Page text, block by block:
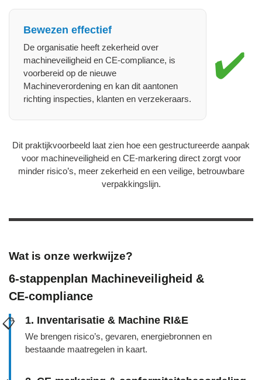
✔️
Bewezen effectief
De organisatie heeft zekerheid over
machineveiligheid en CE‑compliance, is
voorbereid op de nieuwe
Machineverordening en kan dit aantonen
richting inspecties, klanten en verzekeraars.
Dit praktijkvoorbeeld laat zien hoe een gestructureerde aanpak
voor machineveiligheid en CE‑markering direct zorgt voor
minder risico’s, meer zekerheid en een veilige, betrouwbare
verpakkingslijn.
Wat is onze werkwijze?
6‑stappenplan Machineveiligheid &
CE‑compliance
📋 1. Inventarisatie & Machine RI&E
We brengen risico’s, gevaren, energiebronnen en
bestaande maatregelen in kaart.